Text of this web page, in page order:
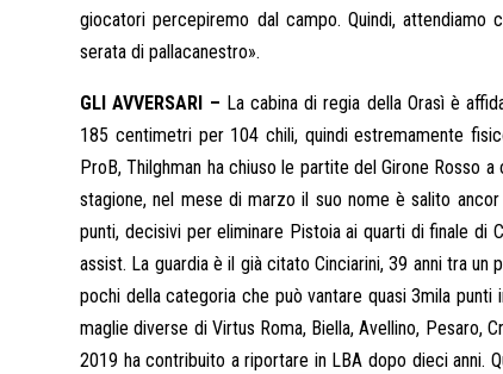
giocatori percepiremo dal campo. Quindi,
serata di pallacanestro».
GLI AVVERSARI – La cabina di regia della Orasì è
185 centimetri per 104 chili, quindi estremamente
ProB, Thilghman ha chiuso le partite del Girone Rosso
stagione, nel mese di marzo il suo nome è salito
punti, decisivi per eliminare Pistoia ai quarti di finale
assist. La guardia è il già citato Cinciarini, 39 anni tra
pochi della categoria che può vantare quasi 3mila
maglie diverse di Virtus Roma, Biella, Avellino, Pesaro,
2019 ha contribuito a riportare in LBA dopo dieci anni.